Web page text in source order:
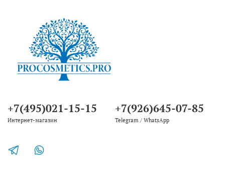
+7(495)021-15-15
Интернет-магазин
+7(926)645-07-85
Telegram / WhatsApp